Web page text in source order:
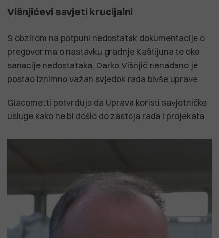
Višnjićevi savjeti krucijalni
S obzirom na potpuni nedostatak dokumentacije o
pregovorima o nastavku gradnje Kaštijuna te oko
sanacije nedostataka, Darko Višnjić nenadano je
postao iznimno važan svjedok rada bivše uprave.
Giacometti potvrđuje da Uprava koristi savjetničke
usluge kako ne bi došlo do zastoja rada i projekata.